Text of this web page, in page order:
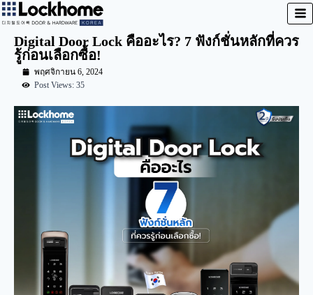
Digital Door Lock คืออะไร? 7 ฟังก์ชั่นหลักที่ควร
รู้ก่อนเลือกซื้อ!
พฤศจิกายน 6, 2024
Post Views: 35